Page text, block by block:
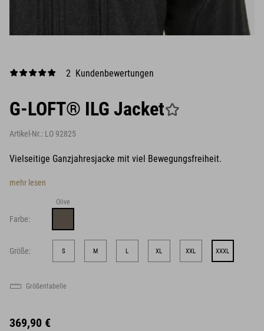
2 Kundenbewertungen
G-LOFT® ILG Jacket
Artikel-Nr.: LO 92825
Vielseitige Ganzjahresjacke mit viel Bewegungsfreiheit.
mehr lesen
Farbe:
Olive
Größe: S M L XL XXL XXXL
Größentabelle
369,90 €